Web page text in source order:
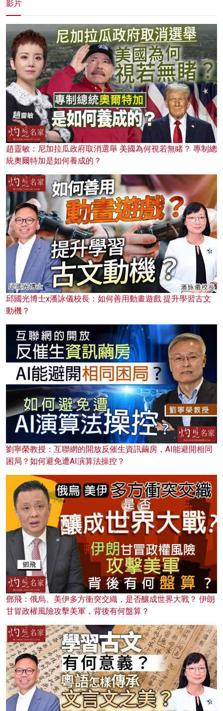
影片
趙靈敏：尼加拉瓜政府取消選舉 美國為何視若無睹？ 專制總
統奧爾特加是如何養成的？
邱國光博士x潘詠儀校長：如何善用動畫遊戲 提升學習古文
動機？
劉寧榮教授：互聯網的開放反催生資訊繭房，AI能避開相同
困局？如何避免遭AI演算法操控？
鄧飛：俄烏、美伊多方衝突交織，是否釀成世界大戰？ 伊朗
甘冒政權風險攻擊美軍，背後有何盤算？